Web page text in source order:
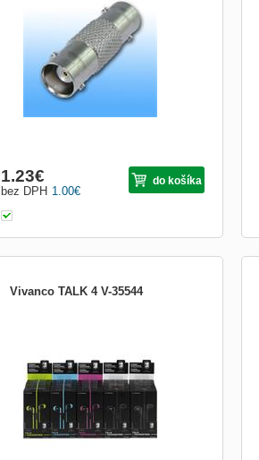
1.00€
bez DPH
1.23€ do košíka
Vivanco TALK 4 V-35544